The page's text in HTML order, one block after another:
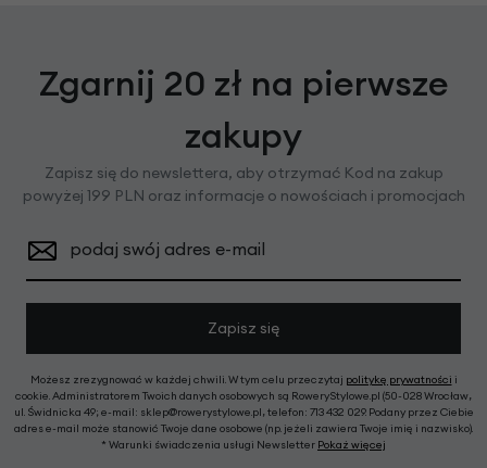
Zgarnij 20 zł na pierwsze
zakupy
Zapisz się do newslettera, aby otrzymać Kod na zakup
powyżej 199 PLN oraz informacje o nowościach i promocjach
podaj swój adres e-mail
Zapisz się
Możesz zrezygnować w każdej chwili. W tym celu przeczytaj politykę prywatności i
cookie. Administratorem Twoich danych osobowych są RoweryStylowe.pl (50-028 Wrocław,
ul. Świdnicka 49; e-mail: sklep@rowerystylowe.pl, telefon: 713 432 029. Podany przez Ciebie
adres e-mail może stanowić Twoje dane osobowe (np. jeżeli zawiera Twoje imię i nazwisko).
* Warunki świadczenia usługi Newsletter Pokaż więcej